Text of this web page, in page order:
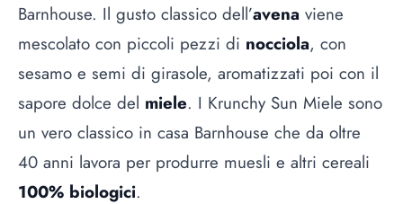
Barnhouse. Il gusto classico dell’avena viene
mescolato con piccoli pezzi di nocciola, con
sesamo e semi di girasole, aromatizzati poi con il
sapore dolce del miele. I Krunchy Sun Miele sono
un vero classico in casa Barnhouse che da oltre
40 anni lavora per produrre muesli e altri cereali
100% biologici.